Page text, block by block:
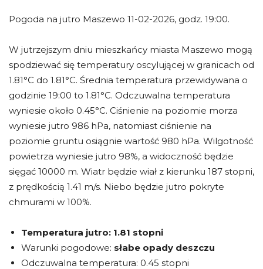
Pogoda na jutro Maszewo 11-02-2026, godz. 19:00.
W jutrzejszym dniu mieszkańcy miasta Maszewo mogą
spodziewać się temperatury oscylującej w granicach od
1.81°C do 1.81°C. Średnia temperatura przewidywana o
godzinie 19:00 to 1.81°C. Odczuwalna temperatura
wyniesie około 0.45°C. Ciśnienie na poziomie morza
wyniesie jutro 986 hPa, natomiast ciśnienie na
poziomie gruntu osiągnie wartość 980 hPa. Wilgotność
powietrza wyniesie jutro 98%, a widoczność będzie
sięgać 10000 m. Wiatr będzie wiał z kierunku 187 stopni,
z prędkością 1.41 m/s. Niebo będzie jutro pokryte
chmurami w 100%.
Temperatura jutro: 1.81 stopni
Warunki pogodowe: słabe opady deszczu
Odczuwalna temperatura: 0.45 stopni